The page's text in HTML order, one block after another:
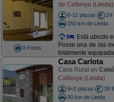
8 Fotos
de Calbinya (Lleida)
6-12 plazas
24
150 km de Lleida
Está ubicdo
Posse una de las
totalmente
Casa Carlota
Casa Rural en Cabó
Calbinya (Lleida)
9+2 plazas
30 €
30 km de Lleida